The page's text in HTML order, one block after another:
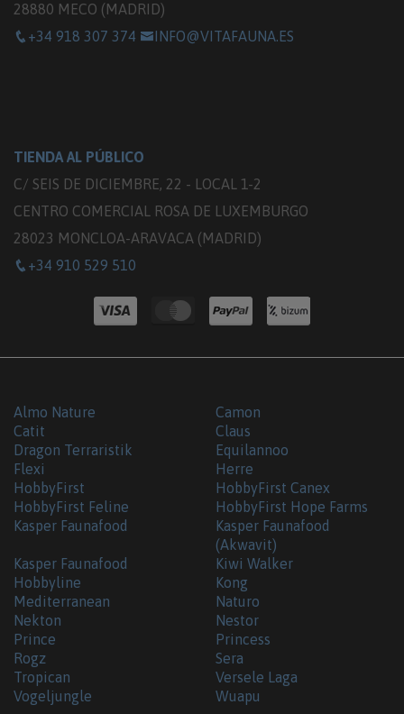
28880 MECO (MADRID)
+34 918 307 374
INFO@VITAFAUNA.ES
TIENDA AL PÚBLICO
C/ SEIS DE DICIEMBRE, 22 - LOCAL 1-2
CENTRO COMERCIAL ROSA DE LUXEMBURGO
28023 MONCLOA-ARAVACA (MADRID)
+34 910 529 510
Almo Nature
Camon
Catit
Claus
Dragon Terraristik
Equilannoo
Flexi
Herre
HobbyFirst
HobbyFirst Canex
HobbyFirst Feline
HobbyFirst Hope Farms
Kasper Faunafood
Kasper Faunafood
(Akwavit)
Kasper Faunafood
Hobbyline
Kiwi Walker
Kong
Mediterranean
Naturo
Nekton
Nestor
Prince
Princess
Rogz
Sera
Tropican
Versele Laga
Vogeljungle
Wuapu